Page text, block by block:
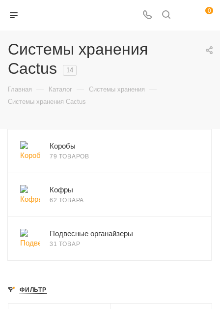
0
Системы хранения
Cactus
14
Главная — Каталог — Системы хранения —
Системы хранения Cactus
Коробы
79 ТОВАРОВ
Кофры
62 ТОВАРА
Подвесные органайзеры
31 ТОВАР
ФИЛЬТР